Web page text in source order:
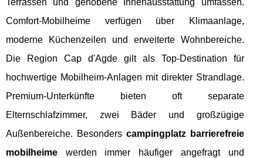
Comfort-Mobilheime verfügen über Klimaanlage,
moderne Küchenzeilen und erweiterte Wohnbereiche.
Die Region Cap d'Agde gilt als Top-Destination für
hochwertige Mobilheim-Anlagen mit direkter Strandlage.
Premium-Unterkünfte bieten oft separate
Elternschlafzimmer, zwei Bäder und großzügige
Außenbereiche. Besonders campingplatz barrierefreie
mobilheime werden immer häufiger angefragt und